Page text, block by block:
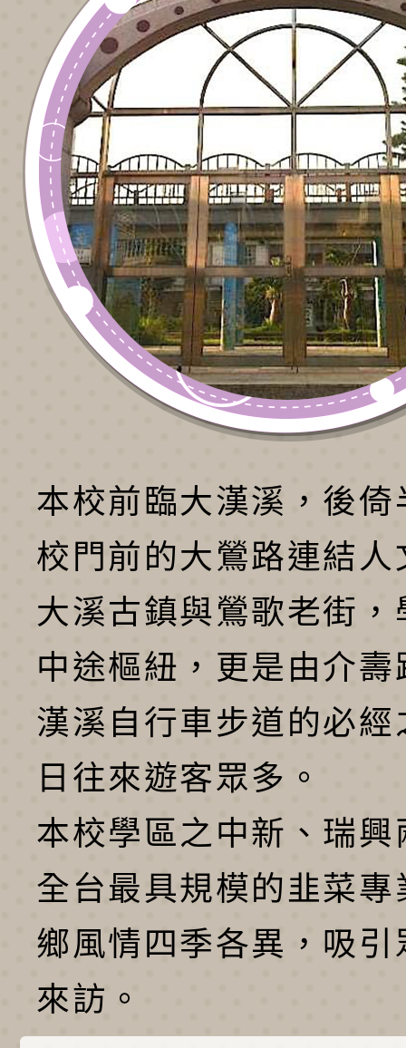
本校前臨大漢溪，後倚
校門前的大鶯路連結人
大溪古鎮與鶯歌老街，
中途樞紐，更是由介壽
漢溪自行車步道的必經
日往來遊客眾多。
本校學區之中新、瑞興
全台最具規模的韭菜專
鄉風情四季各異，吸引
來訪。